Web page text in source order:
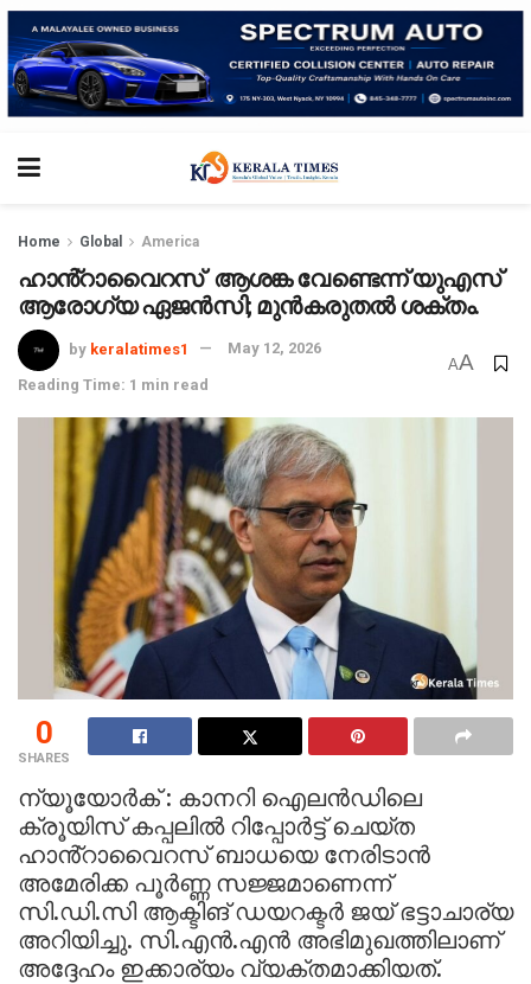
Home Global America
ഹാൻ്റാവൈറസ് ആശങ്ക വേണ്ടെന്ന് യുഎസ്
ആരോഗ്യ ഏജൻസി; മുൻകരുതൽ ശക്തം.
by keralatimes1 May 12, 2026
Reading Time: 1 min read
AA
0
SHARES
ന്യൂയോർക് : കാനറി ഐലൻഡിലെ
ക്രൂയിസ് കപ്പലിൽ റിപ്പോർട്ട് ചെയ്ത
ഹാൻ്റാവൈറസ് ബാധയെ നേരിടാൻ
അമേരിക്ക പൂർണ്ണ സജ്ജമാണെന്ന്
സി.ഡി.സി ആക്ടിങ് ഡയറക്ടർ ജയ് ഭട്ടാചാര്യ
അറിയിച്ചു. സി.എൻ.എൻ അഭിമുഖത്തിലാണ്
അദ്ദേഹം ഇക്കാര്യം വ്യക്തമാക്കിയത്.